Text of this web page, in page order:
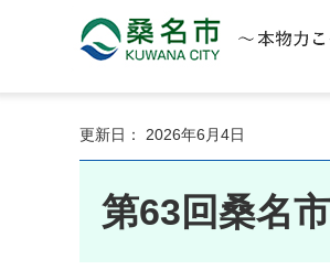
桑名市 KUWANA CITY 本物力こ
更新日： 2026年6月4日
第63回桑名